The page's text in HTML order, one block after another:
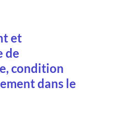
et
de
condition
dans le